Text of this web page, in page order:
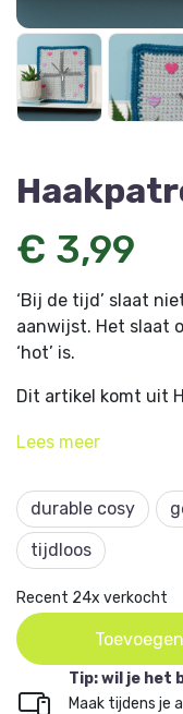
€ 3,99
‘Bij de tijd’ slaat
aanwijst. Het slaat
‘hot’ is.
Dit artikel komt uit
Lees meer
durable cosy
tijdloos
Recent 24x verkocht
Tip: wil je het
Maak tijdens je